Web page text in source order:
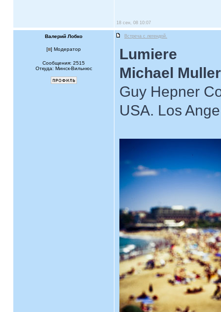
18 сен, 08 10:07
Валерий Лобко Встреча с легендой.
[ ] Модератор
Сообщения: 2515
Откуда: Минск-Вильнюс
Lumiere
Michael Muller
Guy Hepner
USA. Los